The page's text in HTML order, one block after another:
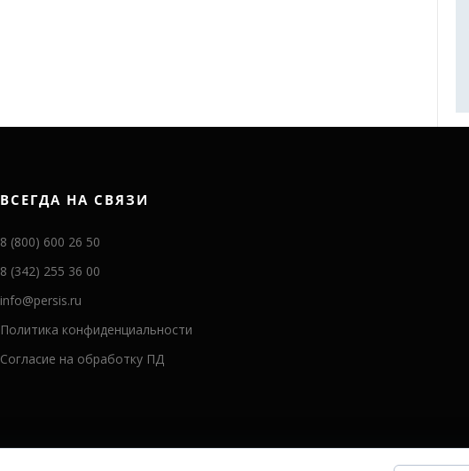
ВСЕГДА НА СВЯЗИ
8 (800) 600 26 50
8 (342) 255 36 00
info@persis.ru
Политика конфиденциальности
Согласие на обработку ПД